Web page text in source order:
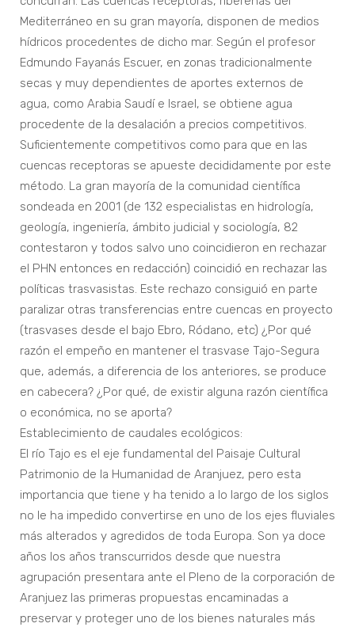
Mediterráneo en su gran mayoría, disponen de medios
hídricos procedentes de dicho mar. Según el profesor
Edmundo Fayanás Escuer, en zonas tradicionalmente
secas y muy dependientes de aportes externos de
agua, como Arabia Saudí e Israel, se obtiene agua
procedente de la desalación a precios competitivos.
Suficientemente competitivos como para que en las
cuencas receptoras se apueste decididamente por este
método. La gran mayoría de la comunidad científica
sondeada en 2001 (de 132 especialistas en hidrología,
geología, ingeniería, ámbito judicial y sociología, 82
contestaron y todos salvo uno coincidieron en rechazar
el PHN entonces en redacción) coincidió en rechazar las
políticas trasvasistas. Este rechazo consiguió en parte
paralizar otras transferencias entre cuencas en proyecto
(trasvases desde el bajo Ebro, Ródano, etc) ¿Por qué
razón el empeño en mantener el trasvase Tajo-Segura
que, además, a diferencia de los anteriores, se produce
en cabecera? ¿Por qué, de existir alguna razón científica
o económica, no se aporta?
Establecimiento de caudales ecológicos:
El río Tajo es el eje fundamental del Paisaje Cultural
Patrimonio de la Humanidad de Aranjuez, pero esta
importancia que tiene y ha tenido a lo largo de los siglos
no le ha impedido convertirse en uno de los ejes fluviales
más alterados y agredidos de toda Europa. Son ya doce
años los años transcurridos desde que nuestra
agrupación presentara ante el Pleno de la corporación de
Aranjuez las primeras propuestas encaminadas a
preservar y proteger uno de los bienes naturales más